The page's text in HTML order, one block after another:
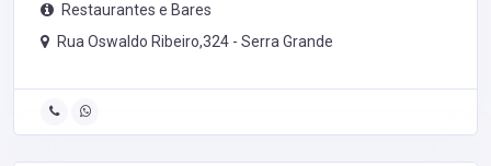
Restaurantes e Bares
Rua Oswaldo Ribeiro,324 - Serra Grande